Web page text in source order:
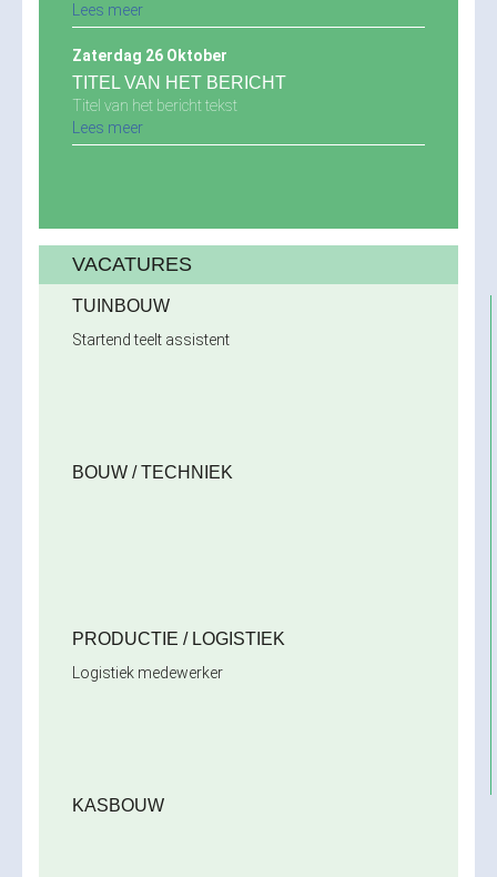
Lees meer
Zaterdag 26 Oktober
TITEL VAN HET BERICHT
Titel van het bericht tekst
Lees meer
VACATURES
TUINBOUW
Startend teelt assistent
BOUW / TECHNIEK
PRODUCTIE / LOGISTIEK
Logistiek medewerker
KASBOUW